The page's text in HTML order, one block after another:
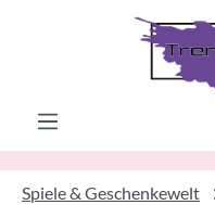
Zum Hauptinhalt springen
Spiele & Geschenkewelt